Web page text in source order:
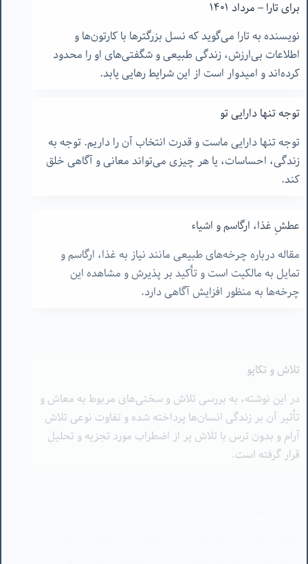
برای تارا – مرداد ١۴٠١
نویسنده به تارا می‌گوید که نسل بزرگترها با کارتون‌ها و
اطلاعات بی‌ارزش، زندگی طبیعی و شگفتی‌های او را محدود
کرده‌اند و امیدوار است از این شرایط رهایی یابد.
توجه تنها دارایی تو
توجه تنها دارایی ماست و قدرت انتخاب آن را داریم. توجه به
زندگی، احساسات، یا هر چیزی می‌تواند معانی و آگاهی خلق
کند.
عطشِ غذا، ارگاسم و اشیاء
مقاله درباره چرخه‌های طبیعی مانند نیاز به غذا، ارگاسم و
تمایل به مالکیت است و تأکید بر پذیرش و مشاهده این
چرخه‌ها به منظور افزایش آگاهی دارد.
تأثیر آن بر زندگی انسان‌ها پرداخته شده و تفاوت نوعی تلاش
قرار گرفته است.
ترس قدیمی